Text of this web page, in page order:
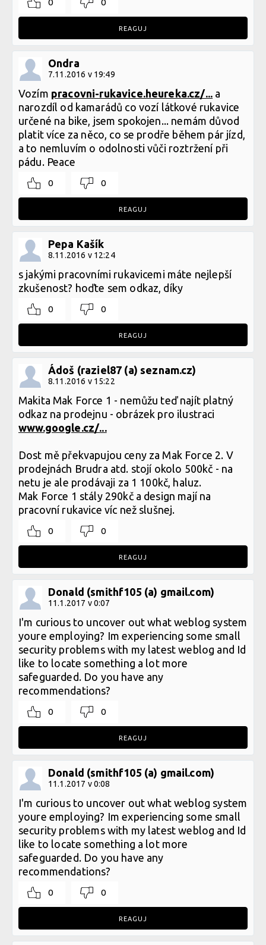
REAGUJ
Ondra
7.11.2016 v 19:49
Vozím pracovni-rukavice.heureka.cz/... a
narozdíl od kamarádů co vozí látkové rukavice
určené na bike, jsem spokojen... nemám důvod
platit více za něco, co se prodře během pár jízd,
a to nemluvím o odolnosti vůči roztržení při
pádu. Peace
0 0
REAGUJ
Pepa Kašík
8.11.2016 v 12:24
s jakými pracovními rukavicemi máte nejlepší
zkušenost? hoďte sem odkaz, díky
0 0
REAGUJ
Ádoš (raziel87 (a) seznam.cz)
8.11.2016 v 15:22
Makita Mak Force 1 - nemůžu teď najít platný
odkaz na prodejnu - obrázek pro ilustraci
www.google.cz/...
Dost mě překvapujou ceny za Mak Force 2. V
prodejnách Brudra atd. stojí okolo 500kč - na
netu je ale prodávaji za 1 100kč, haluz.
Mak Force 1 stály 290kč a design mají na
pracovní rukavice víc než slušnej.
0 0
REAGUJ
Donald (smithf105 (a) gmail.com)
11.1.2017 v 0:07
I'm curious to uncover out what weblog system
youre employing? Im experiencing some small
security problems with my latest weblog and Id
like to locate something a lot more
safeguarded. Do you have any
recommendations?
0 0
REAGUJ
Donald (smithf105 (a) gmail.com)
11.1.2017 v 0:08
I'm curious to uncover out what weblog system
youre employing? Im experiencing some small
security problems with my latest weblog and Id
like to locate something a lot more
safeguarded. Do you have any
recommendations?
0 0
REAGUJ